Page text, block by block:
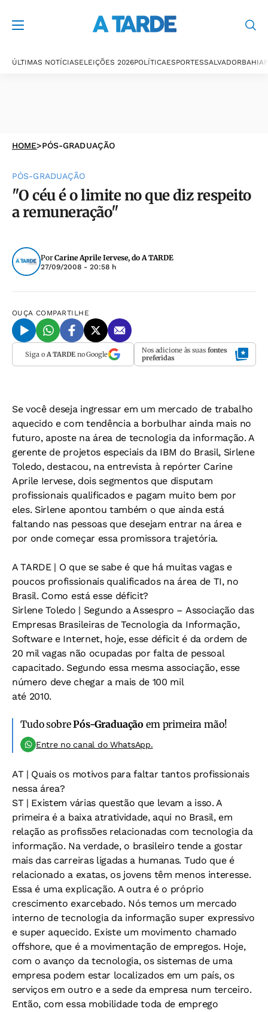
ÚLTIMAS NOTÍCIASELEIÇÕES 2026POLÍTICAESPORTESSALVADORBAHIA
HOME>PÓS-GRADUAÇÃO
PÓS-GRADUAÇÃO
"O céu é o limite no que diz respeito
a remuneração"
Por Carine Aprile Iervese, do A TARDE
27/09/2008 - 20:58 h
OUÇA COMPARTILHE
Siga o A TARDEno Google Nos adicione às suas fontes
preferidas
Se você deseja ingressar em um mercado de trabalho
aquecido e com tendência a borbulhar ainda mais no
futuro, aposte na área de tecnologia da informação. A
gerente de projetos especiais da IBM do Brasil, Sirlene
Toledo, destacou, na entrevista à repórter Carine
Aprile Iervese, dois segmentos que disputam
profissionais qualificados e pagam muito bem por
eles. Sirlene apontou também o que ainda está
faltando nas pessoas que desejam entrar na área e
por onde começar essa promissora trajetória.
A TARDE| O que se sabe é que há muitas vagas e
poucos profissionais qualificados na área de TI, no
Brasil. Como está esse déficit?
Sirlene Toledo | Segundo a Assespro – Associação das
Empresas Brasileiras de Tecnologia da Informação,
Software e Internet, hoje, esse déficit é da ordem de
20 mil vagas não ocupadas por falta de pessoal
capacitado. Segundo essa mesma associação, esse
número deve chegar a mais de 100 mil
até 2010.
Tudo sobrePós-Graduação em primeira mão!
Entre no canal do WhatsApp.
AT| Quais os motivos para faltar tantos profissionais
nessa área?
ST| Existem várias questão que levam a isso. A
primeira é a baixa atratividade, aqui no Brasil, em
relação as profissões relacionadas com tecnologia da
informação. Na verdade, o brasileiro tende a gostar
mais das carreiras ligadas a humanas. Tudo que é
relacionado a exatas, os jovens têm menos interesse.
Essa é uma explicação. A outra é o próprio
crescimento exarcebado. Nós temos um mercado
interno de tecnologia da informação super expressivo
e super aquecido. Existe um movimento chamado
offshore, que é a movimentação de empregos. Hoje,
com o avanço da tecnologia, os sistemas de uma
empresa podem estar localizados em um país, os
serviços em outro e a sede da empresa num terceiro.
Então, com essa mobilidade toda de emprego